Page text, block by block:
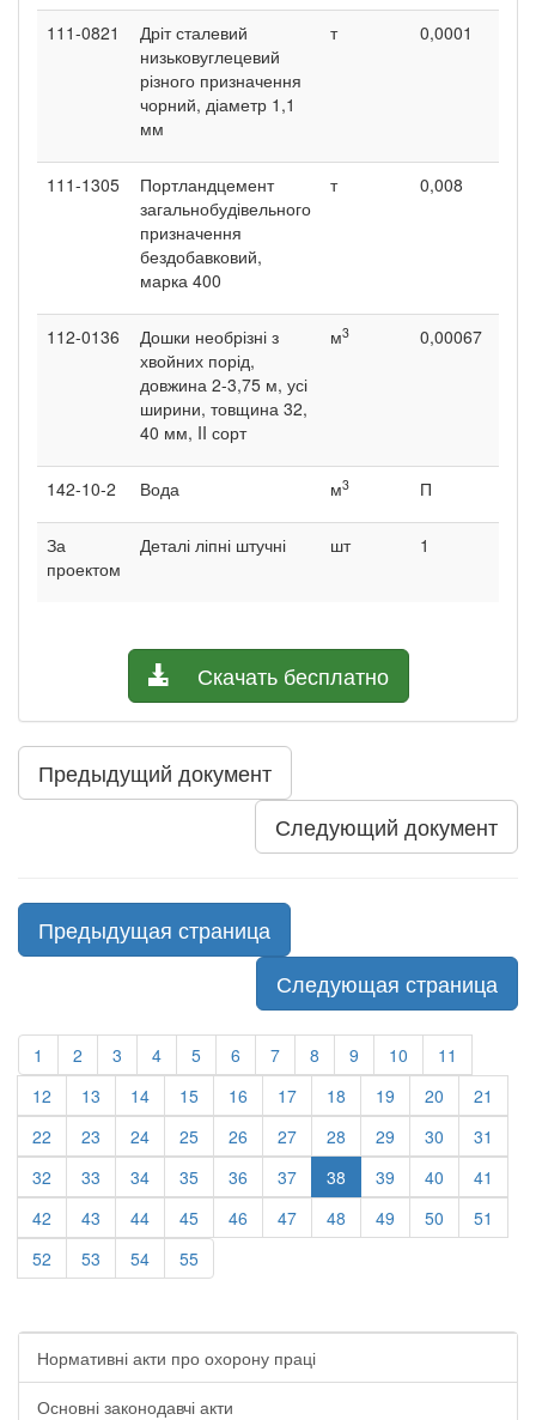
111-0821
Дріт сталевий
низьковуглецевий
різного призначення
чорний, діаметр 1,1
мм
т 0,0001
111-1305
Портландцемент
загальнобудівельного
призначення
бездобавковий,
марка 400
т 0,008
112-0136
Дошки необрізні з
хвойних порід,
довжина 2-3,75 м, усі
ширини, товщина 32,
40 мм, II сорт
м3 0,00067
142-10-2 Вода м3 П
За
проектом
Деталі ліпні штучні шт 1
Скачать бесплатно
Предыдущий документ
Следующий документ
Предыдущая страница
Следующая страница
1 2 3 4 5 6 7 8 9 10
11
12
13 14 15 16 17 18 19 20
21
22
23 24 25 26 27 28 29 30
31
32
33 34 35 36 37 38 39 40
41
42
43 44 45 46 47 48 49 50
51
52
53 54 55
Нормативні акти про охорону праці
Основні законодавчі акти